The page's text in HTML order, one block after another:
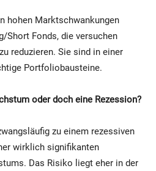
hohen Marktschwankungen
Short Fonds, die versuchen
reduzieren. Sie sind in einer
Portfoliobausteine.
oder doch eine Rezession?
zu einem rezessiven
wirklich signifikanten
Das Risiko liegt eher in der